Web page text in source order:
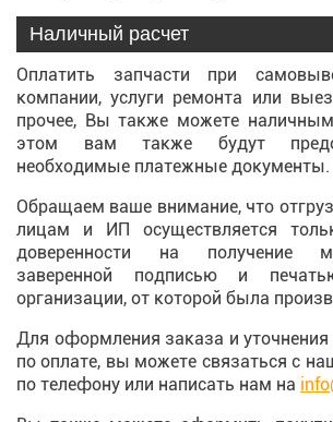
Наличный расчет
Оплатить запчасти при
компании, услуги ремонта или
прочее, Вы также можете
этом вам также будут
необходимые платежные документы.
Обращаем ваше внимание, что
лицам и ИП осуществляется
доверенности на получение
заверенной подписью и
организации, от которой была
Для оформления заказа и
по оплате, вы можете связаться с
по телефону или написать нам на